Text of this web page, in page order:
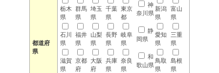
都道府
県
栃木
県
群馬
県
埼玉
県
千葉
県
東京
都
神
奈川県
新潟
県
富山
県
石川
県
福井
県
山梨
県
長野
県
岐阜
県
静
岡県
愛知
県
三重
県
滋賀
県
京都
府
大阪
府
兵庫
県
奈良
県
和
歌山県
鳥取
県
島根
県